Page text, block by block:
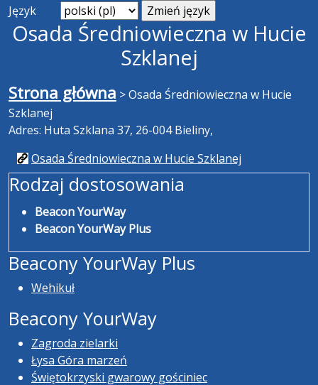
Język
Osada Średniowieczna w Hucie
Szklanej
Strona główna >Osada Średniowieczna w Hucie
Szklanej
Adres: Huta Szklana 37, 26-004 Bieliny,
Osada Średniowieczna w Hucie Szklanej
Rodzaj dostosowania
Beacon YourWay
Beacon YourWay Plus
Beacony YourWay Plus
Wehikuł
Beacony YourWay
Zagroda zielarki
Łysa Góra marzeń
Świętokrzyski gwarowy gościniec